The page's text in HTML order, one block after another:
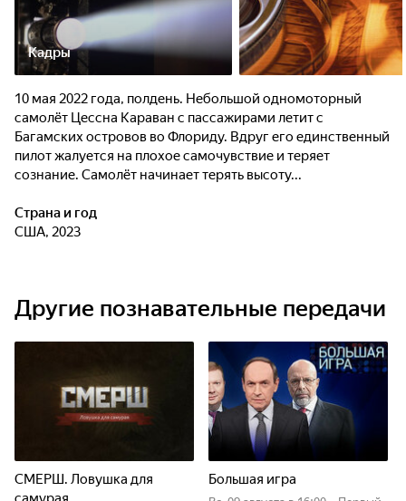
Кадры
10 мая 2022 года, полдень. Небольшой одномоторный
самолёт Цессна Караван с пассажирами летит с
Багамских островов во Флориду. Вдруг его единственный
пилот жалуется на плохое самочувствие и теряет
сознание. Самолёт начинает терять высоту...
Страна и год
США, 2023
Другие познавательные передачи
СМЕРШ. Ловушка для
Большая игра